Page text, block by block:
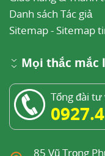
Danh sách Tác giả
Sitemap- Sitemap
Mọi thắc mắc
Tổng đài
85 Vũ Trọng